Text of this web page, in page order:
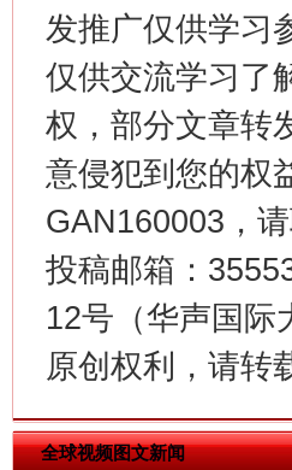
发推广仅供学习
仅供交流学习了
权，部分文章转
意侵犯到您的权
GAN160003，
投稿邮箱：
12号（华声国际
原创权利，请转
全球视频图文新闻
在谋一域中谋全局